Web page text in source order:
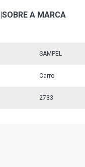
|SOBRE A MARCA
SAMPEL
Carro
2733